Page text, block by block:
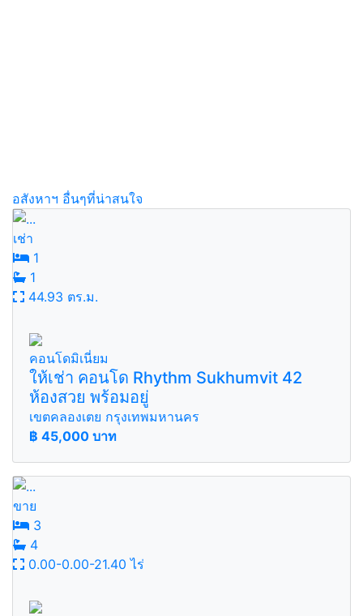
อสังหาฯ อื่นๆที่น่าสนใจ
เช่า
1
1
44.93 ตร.ม.
คอนโดมิเนี่ยม
ให้เช่า คอนโด Rhythm Sukhumvit 42
ห้องสวย พร้อมอยู่
เขตคลองเตย กรุงเทพมหานคร
฿ 45,000 บาท
ขาย
3
4
0.00-0.00-21.40 ไร่